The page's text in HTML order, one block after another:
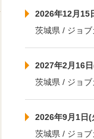
2026年12月15
茨城県 / ジョブ
2027年2月16
茨城県 / ジョブ
2026年9月1日
茨城県 / ジョブ